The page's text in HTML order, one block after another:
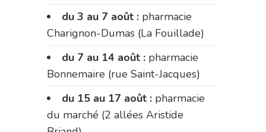
du 3 au 7 août : pharmacie
Charignon-Dumas (La Fouillade)
du 7 au 14 août : pharmacie
Bonnemaire (rue Saint-Jacques)
du 15 au 17 août : pharmacie
du marché (2 allées Aristide